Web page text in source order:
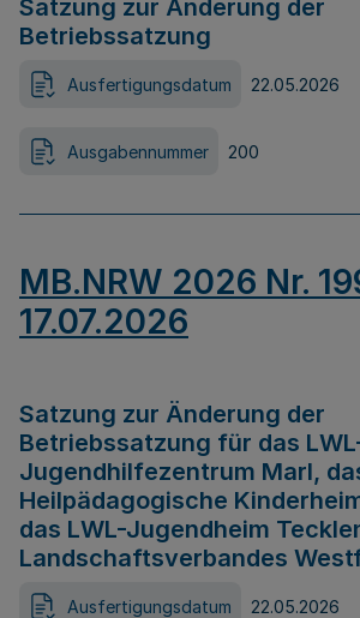
Satzung zur Änderung der
Betriebssatzung
Ausfertigungsdatum 22.05.2026
Ausgabennummer 200
MB.NRW 2026 Nr.
17.07.2026
Satzung zur Änderung der
Betriebssatzung für das
Jugendhilfezentrum Marl,
Heilpädagogische
das LWL-Jugendheim
Landschaftsverbandes
Ausfertigungsdatum 22.05.2026